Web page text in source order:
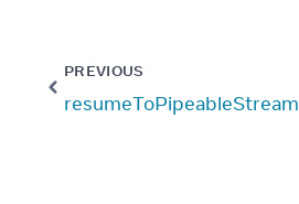
PREVIOUS
resumeToPipeableStream